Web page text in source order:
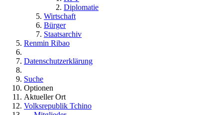
Diplomatie
Wirtschaft
Bürger
Staatsarchiv
Renmin Ribao
Datenschutzerklärung
Suche
Optionen
Aktueller Ort
Volksrepublik Tchino